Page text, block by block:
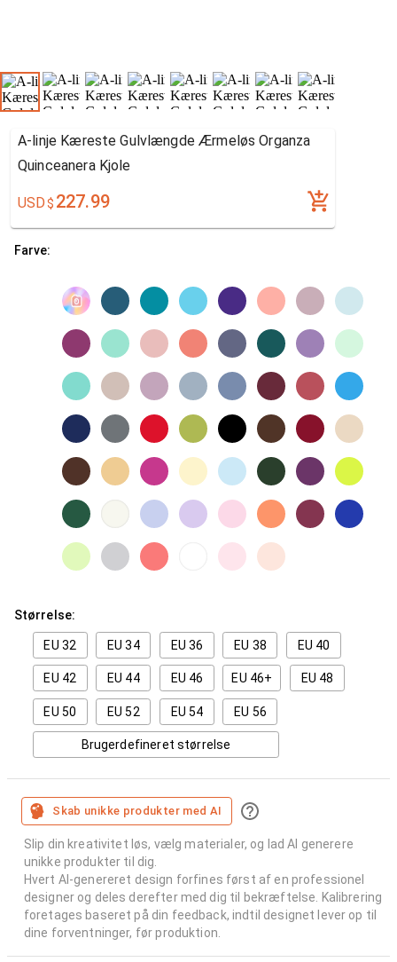
A-linje Kæreste Gulvlængde Ærmeløs Organza
Quinceanera Kjole
USD$ 227.99
Farve:
Størrelse:
EU 32 EU 34 EU 36 EU 38 EU 40
EU 42 EU 44 EU 46 EU 46+ EU 48
EU 50 EU 52 EU 54 EU 56
Brugerdefineret størrelse
Skab unikke produkter med AI
Slip din kreativitet løs, vælg materialer, og lad AI generere
unikke produkter til dig.
Hvert AI-genereret design forfines først af en professionel
designer og deles derefter med dig til bekræftelse. Kalibrering
foretages baseret på din feedback, indtil designet lever op til
dine forventninger, før produktion.